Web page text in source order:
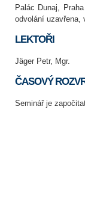
Palác Dunaj,
odvolání uzavřena,
LEKTOŘI
Jäger Petr, Mgr.
ČASOVÝ
Seminář je